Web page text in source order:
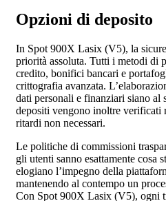
Opzioni di deposito
In Spot 900X Lasix (V5), la
priorità assoluta. Tutti i metodi di
credito, bonifici bancari e
crittografia avanzata.
dati personali e finanziari siano
depositi vengono inoltre verificati
ritardi non necessari.
Le politiche di commissioni
gli utenti sanno esattamente cosa
elogiano l’impegno della
mantenendo al contempo un
Con Spot 900X Lasix (V5), ogni